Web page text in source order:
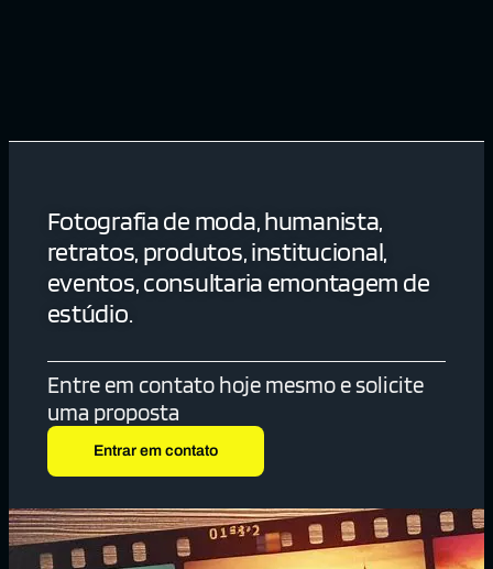
Fotografia de moda, humanista,
retratos, produtos, institucional,
eventos, consultaria emontagem de
estúdio.
Entre em contato hoje mesmo e solicite
uma proposta
Entrar em contato